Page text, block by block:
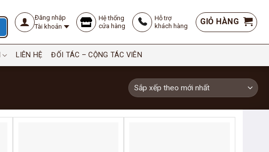
Đăng nhập
Tài khoản
Hệ thống
cửa hàng
Hỗ trợ
khách hàng
GIỎ HÀNG
LIÊN HỆ ĐỐI TÁC – CỘNG TÁC VIÊN